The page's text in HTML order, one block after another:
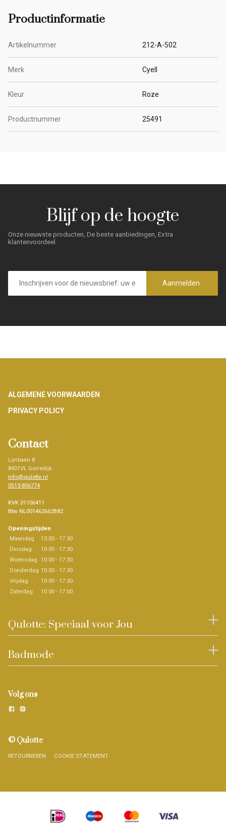
Productinformatie
Artikelnummer 212-A-502
Merk Cyell
Kleur Roze
Productnummer 25491
Blijf op de hoogte
Onze nieuwste producten, De beste aanbiedingen, Extra
klantenvoordeel
E-
mailadres
Aanmelden
Footer
ALGEMENE VOORWAARDEN
PRIVACY POLICY
Contact
Lijnbaan 8
8401VL Gorredijk
info@qulotte.nl
0513-856774
KVK 01106411
Btw NL001462662B82
Openingstijden
Maandag
13.00 - 17.30
Dinsdag
10:00 - 17:30
Woensdag 10:00 - 17:30
Donderdag 10:00 - 17:30
Vrijdag
10:00 - 17.30
Zaterdag
10.00 - 17.00
Qulotte: Speciaal voor Jou
Badmode
Volg ons
© Qulotte
RETOURNEREN COOKIE STATEMENT